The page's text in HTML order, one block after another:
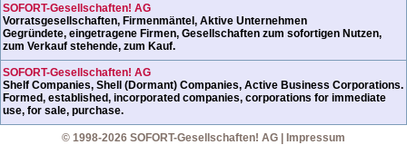
SOFORT-Gesellschaften! AG
Vorratsgesellschaften, Firmenmäntel, Aktive Unternehmen
Gegründete, eingetragene Firmen, Gesellschaften zum sofortigen Nutzen,
zum Verkauf stehende, zum Kauf.
SOFORT-Gesellschaften! AG
Shelf Companies, Shell (Dormant) Companies, Active Business Corporations.
Formed, established, incorporated companies, corporations for immediate
use, for sale, purchase.
© 1998-2026 SOFORT-Gesellschaften! AG | Impressum